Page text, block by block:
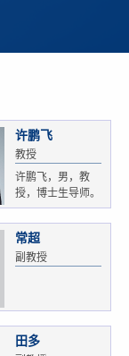
许鹏飞
教授
许鹏飞，男，教
授，博士生导师。
获...
常超
副教授
田多